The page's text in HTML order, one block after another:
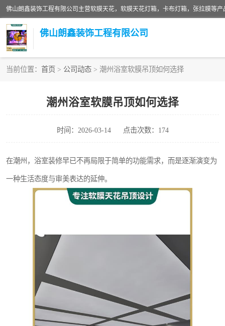
佛山朗鑫装饰工程有限公司
当前位置： 首页 > 公司动态 > 潮州浴室软膜吊顶如何选择
潮州浴室软膜吊顶如何选择
时间：2026-03-14 点击次数：174
在潮州，浴室装修早已不再局限于简单的功能需求，而是逐渐演变为
一种生活态度与审美表达的延伸。